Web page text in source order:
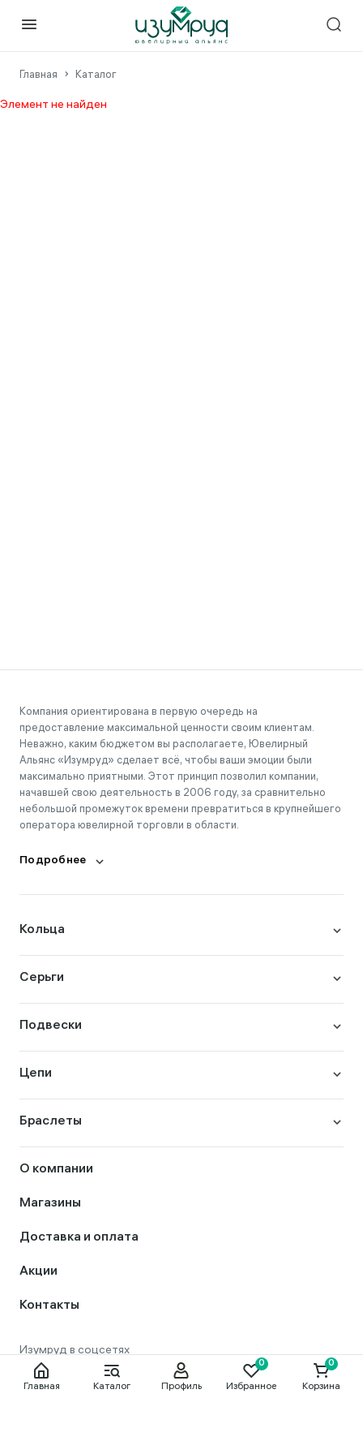
Главная Каталог
Элемент не найден
Компания ориентирована в первую очередь на
предоставление максимальной ценности своим клиентам.
Неважно, каким бюджетом вы располагаете, Ювелирный
Альянс «Изумруд» сделает всё, чтобы ваши эмоции были
максимально приятными. Этот принцип позволил компании,
начавшей свою деятельность в 2006 году, за сравнительно
небольшой промежуток времени превратиться в крупнейшего
оператора ювелирной торговли в области.
Подробнее
Кольца
Серьги
Подвески
Цепи
Браслеты
О компании
Магазины
Доставка и оплата
Акции
Контакты
Главная Каталог Профиль Избранное Корзина